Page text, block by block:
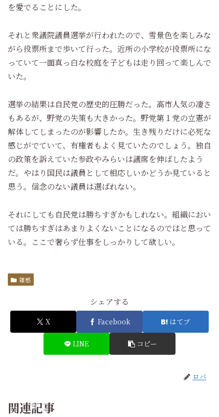
を愛でることにした。
それと衆議院議員選挙が行われたので、雪景色を楽しみな
がら投票所まで歩いて行った。近所の小学校が投票所にな
っていて一面真っ白な校庭を子どもは走り回って楽しんで
いた。
選挙の結果は自民党の歴史的圧勝だった。高市人気の凄さ
もあるが、野党の失策も大きかった。野党第１党の立憲が
解体してしまったのが影響したか。生き残りだけに必死な
感じがでていて、有権者もよく見ていたのでしょう。独自
の政策を訴えていた参政やみらいは議席を伸ばしたよう
だ。やはり国民は議員として相応しいかどうか見ていると
思う。信念のない議員は選ばれない。
それにしても自民党は勝ちすぎかもしれない。組織におい
ては勝ちすぎはあまりよくないことになるのではと思って
いる。ここで奢らず仕事をしっかりして欲しい。
雑感
シェアする
X Facebook はてブ
LINE コピー
ロバ
関連記事